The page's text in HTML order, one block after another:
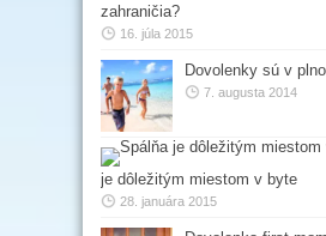
zahraničia?
16. júla 2015
Dovolenky sú v
7. augusta 2014
je dôležitým miestom v byte
28. januára 2015